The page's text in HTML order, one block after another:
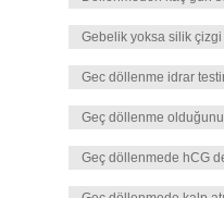
Gebelik yoksa silik çizgi
Gec döllenme idrar
Geç döllenme olduğunu
Geç döllenmede hCG